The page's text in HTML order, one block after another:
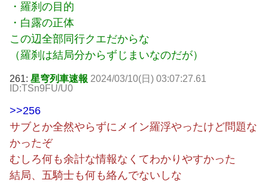
・羅刹の目的
・白露の正体
この辺全部同行クエだからな
（羅刹は結局分からずじまいなのだが）
261: 星穹列車速報 2024/03/10(日) 03:07:27.61
ID:TSn9FU/U0
>>256
サブとか全然やらずにメイン羅浮やったけど問題な
かったぞ
むしろ何も余計な情報なくてわかりやすかった
結局、五騎士も何も絡んでないしな